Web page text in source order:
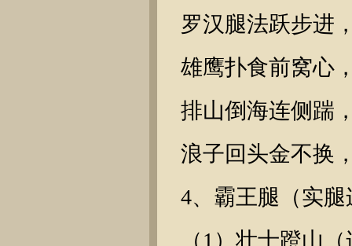
罗汉腿法跃步进
雄鹰扑食前窝心
排山倒海连侧踹
浪子回头金不换
4、霸王腿（实腿
（1）壮士蹬山